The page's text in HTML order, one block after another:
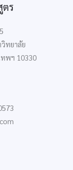
ตร
ทยาลัย
พฯ 10330